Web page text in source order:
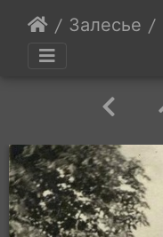
Залесье